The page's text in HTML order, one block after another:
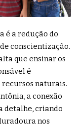
é a redução do
conscientização.
que ensinar os
é
naturais.
a conexão
detalhe, criando
nos